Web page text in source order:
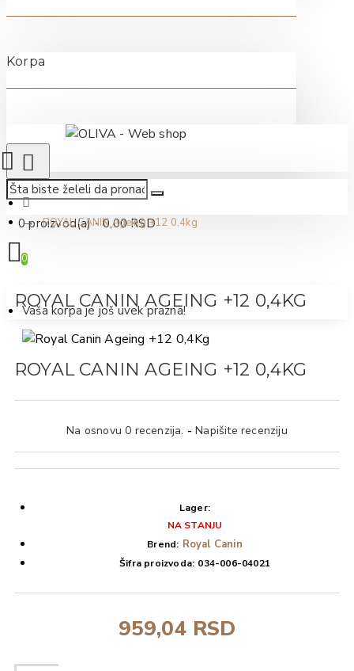
Korpa
0 proizvod(a) - 0,00 RSD
0
Vaša korpa je još uvek prazna!
ROYAL CANIN Ageing +12 0,4kg
ROYAL CANIN AGEING +12 0,4KG
ROYAL CANIN AGEING +12 0,4KG
Na osnovu 0 recenzija. - Napišite recenziju
959,04 RSD
Lager:
NA STANJU
Brend: Royal Canin
Šifra proizvoda: 034-006-04021